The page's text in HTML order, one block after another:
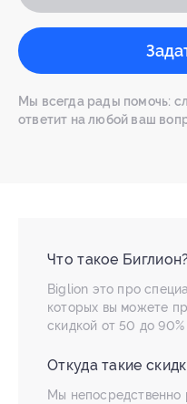
Мы всегда рады помочь:
ответит на любой ваш
Что такое Биглион?
Biglion это про
которых вы можете
скидкой от 50 до 90%
Откуда такие
Мы